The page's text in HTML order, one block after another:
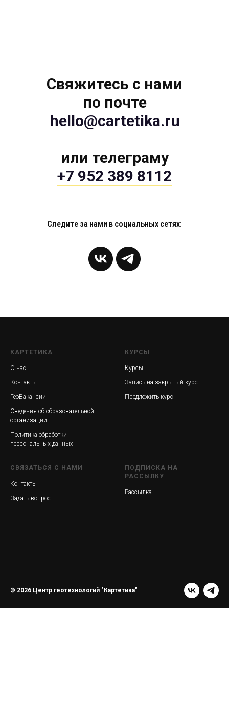
Свяжитесь с нами
по почте
hello@cartetika.ru
или телеграму
+7 952 389 8112
Следите за нами в социальных сетях:
КАРТЕТИКА
О нас
Контакты
ГеоВакансии
Сведения об образовательной
организации
Политика обработки
персональных данных
КУРСЫ
Курсы
Запись на закрытый курс
Предложить курс
СВЯЗАТЬСЯ С НАМИ
Контакты
Задать вопрос
ПОДПИСКА НА
РАССЫЛКУ
Рассылка
© 2026 Центр геотехнологий "Картетика"